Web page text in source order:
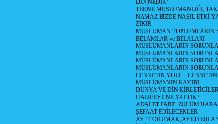
DİN NEDİR?
TEKNE MÜSLÜMANLIĞI,
NAMAZ BİZDE NASIL ETKİ
ZİKİR
MÜSLÜMAN TOPLUMLARIN
BELAMLAR ve BELALARI
MÜSLÜMANLARIN
MÜSLÜMANLARIN
MÜSLÜMANLARIN
MÜSLÜMANLARIN
CENNETİN YOLU -
MÜSLÜMANIN KAYIBI
DÜNYA VE DİN
HALİFEYE NE YAPTIK?
ADALET FARZ, ZULÜM
ŞEFAAT EDİLECEKLER
AYET OKUMAK, AYETLERİ